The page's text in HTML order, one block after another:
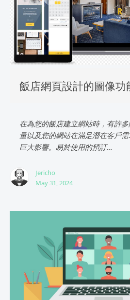
飯店網頁設計的圖像功
在為您的飯店建立網站時，有許
量以及您的網站在滿足潛在客戶
巨大影響。易於使用的預訂...
Jericho
May 31, 2024